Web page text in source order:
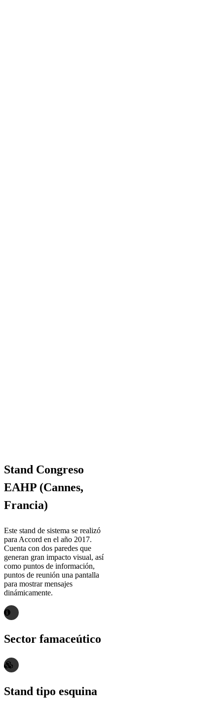
Stand Congreso
EAHP (Cannes,
Francia)
Este stand de sistema se realizó
para Accord en el año 2017.
Cuenta con dos paredes que
generan gran impacto visual, así
como puntos de información,
puntos de reunión una pantalla
para mostrar mensajes
dinámicamente.
Sector famaceútico
Stand tipo esquina